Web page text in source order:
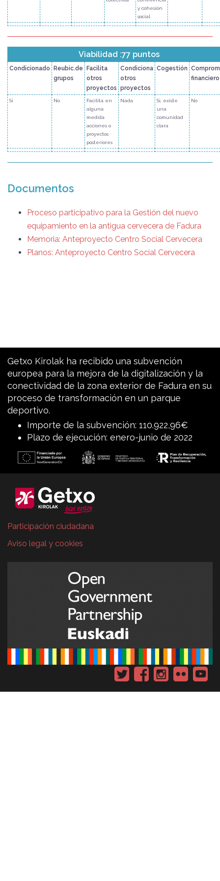
y cohesión
social
Viabilidad :77 puntos
Condicionado Reubic.de
grupos
Facilita
otros
proyectos
Condiciona
otros
proyectos
Cogestión
financiero
Sí No
Facilita en
alguna
medida
acciones o
proyectos
posteriores
Nada
Si, existe
una
comunidad
clara
No
Documentos
Proceso participativo para la Gestión del nuevo
equipamiento en la antigua cervecera de Fadura
Memoria: Anteproyecto Centro Social Cervecera
Planos: Anteproyecto Centro Social Cervecera
Getxo Kirolak ha recibido una subvención
europea para la mejora de la digitalización y la
conectividad de la zona exterior de Fadura en su
proceso de transformación en un parque
deportivo.
Importe de la subvención: 110.922,96€
Plazo de ejecución: enero-junio de 2022
Participación ciudadana
Aviso legal y cookies